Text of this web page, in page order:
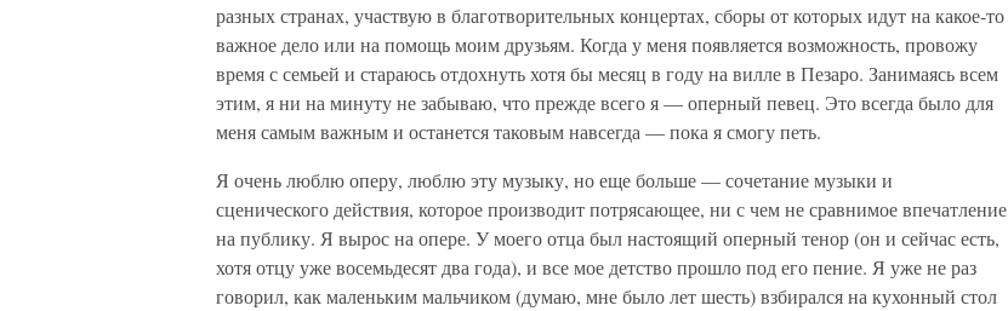
разных странах, участвую в благотворительных концертах, сборы от которых идут на какое-то
важное дело или на помощь моим друзьям. Когда у меня появляется возможность, провожу
время с семьей и стараюсь отдохнуть хотя бы месяц в году на вилле в Пезаро. Занимаясь всем
этим, я ни на минуту не забываю, что прежде всего я — оперный певец. Это всегда было для
меня самым важным и останется таковым навсегда — пока я смогу петь.
Я очень люблю оперу, люблю эту музыку, но еще больше — сочетание музыки и
сценического действия, которое производит потрясающее, ни с чем не сравнимое впечатление
на публику. Я вырос на опере. У моего отца был настоящий оперный тенор (он и сейчас есть,
хотя отцу уже восемьдесят два года), и все мое детство прошло под его пение. Я уже не раз
говорил, как маленьким мальчиком (думаю, мне было лет шесть) взбирался на кухонный стол